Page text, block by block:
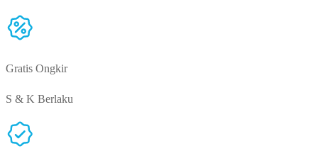
Gratis Ongkir
S & K Berlaku